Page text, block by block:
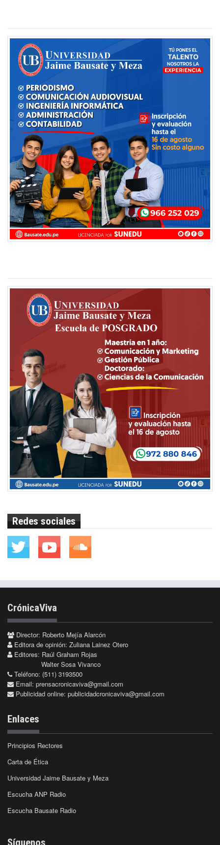
Redes sociales
CrónicaViva
Director: Roberto Mejía Alarcón
Editora de opinión: Zuliana Lainez Otero
Editores: Raúl Graham Rojas
Walter Sosa Vivanco
Teléfono: (511) 3193500
Email: prensacronicaviva@gmail.com
Publicidad online: publicidadcronicaviva@gmail.com
Enlaces
Principios Rectores
Carta de Ética
Universidad Jaime Bausate y Meza
Escucha ANP Radio
Escucha Bausate Radio
Síguenos